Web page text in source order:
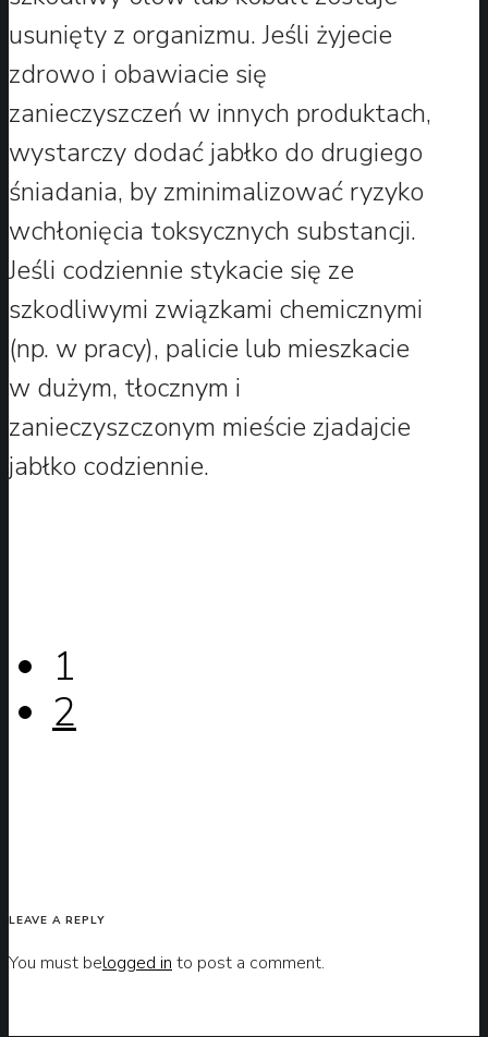
usunięty z organizmu. Jeśli żyjecie
zdrowo i obawiacie się
zanieczyszczeń w innych produktach,
wystarczy dodać jabłko do drugiego
śniadania, by zminimalizować ryzyko
wchłonięcia toksycznych substancji.
Jeśli codziennie stykacie się ze
szkodliwymi związkami chemicznymi
(np. w pracy), palicie lub mieszkacie
w dużym, tłocznym i
zanieczyszczonym mieście zjadajcie
jabłko codziennie.
1
2
LEAVE A REPLY
You must belogged in to post a comment.